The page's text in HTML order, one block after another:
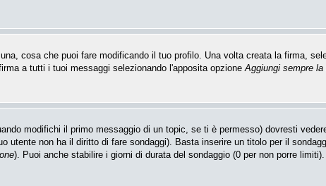
cosa che puoi fare modificando il tuo profilo. Una volta creata la firma,
a tutti i tuoi messaggi selezionando l'apposita opzioneAggiungi sempre la
modifichi il primo messaggio di un topic, se ti è permesso) dovresti
utente non ha il diritto di fare sondaggi). Basta inserire un titolo per il
). Puoi anche stabilire i giorni di durata del sondaggio (0 per non porre